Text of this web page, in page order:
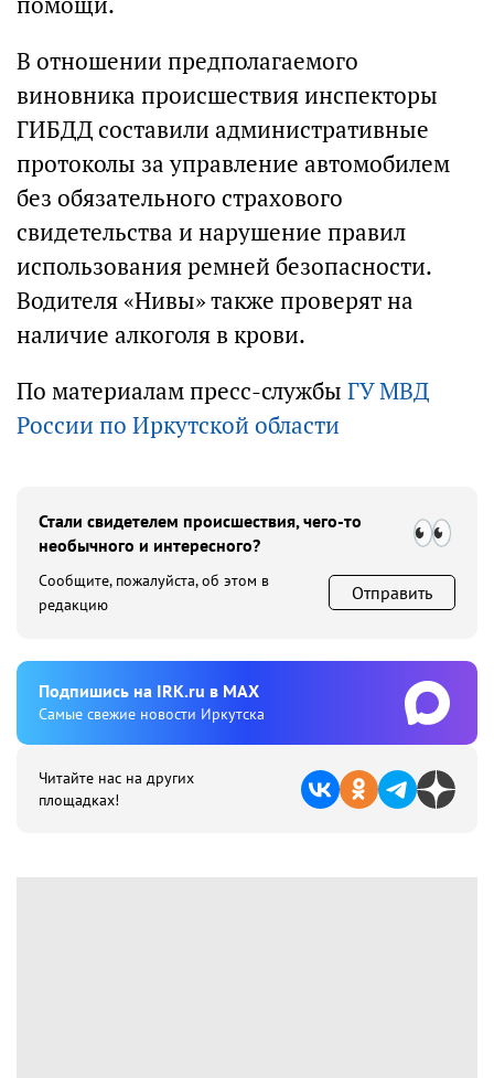
В отношении предполагаемого
виновника происшествия инспекторы
ГИБДД составили административные
протоколы за управление автомобилем
без обязательного страхового
свидетельства и нарушение правил
использования ремней безопасности.
Водителя «Нивы» также проверят на
наличие алкоголя в крови.
По материалам пресс-службы ГУ МВД
России по Иркутской области
Стали свидетелем происшествия, чего-то
необычного и интересного?
Сообщите, пожалуйста, об этом в
редакцию
Отправить
Подпишиcь на IRK.ru в MAX
Cамые свежие новости Иркутска
Читайте нас на других
площадках!